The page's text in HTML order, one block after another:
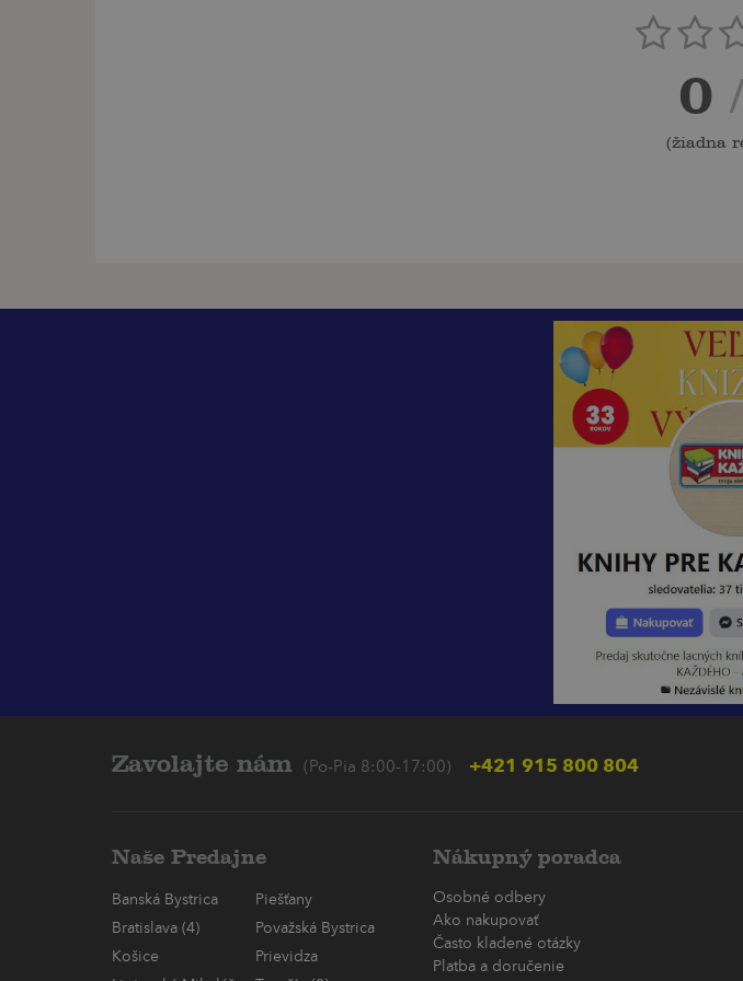
0
(žiadna
Zavolajte nám (Po-Pia 8:00-17:00) +421 915 800 804
Naše Predajne
Banská Bystrica
Piešťany
Bratislava (4)
Považská Bystrica
Košice
Prievidza
Nákupný poradca
Osobné odbery
Ako nakupovať
Často kladené otázky
Platba a doručenie